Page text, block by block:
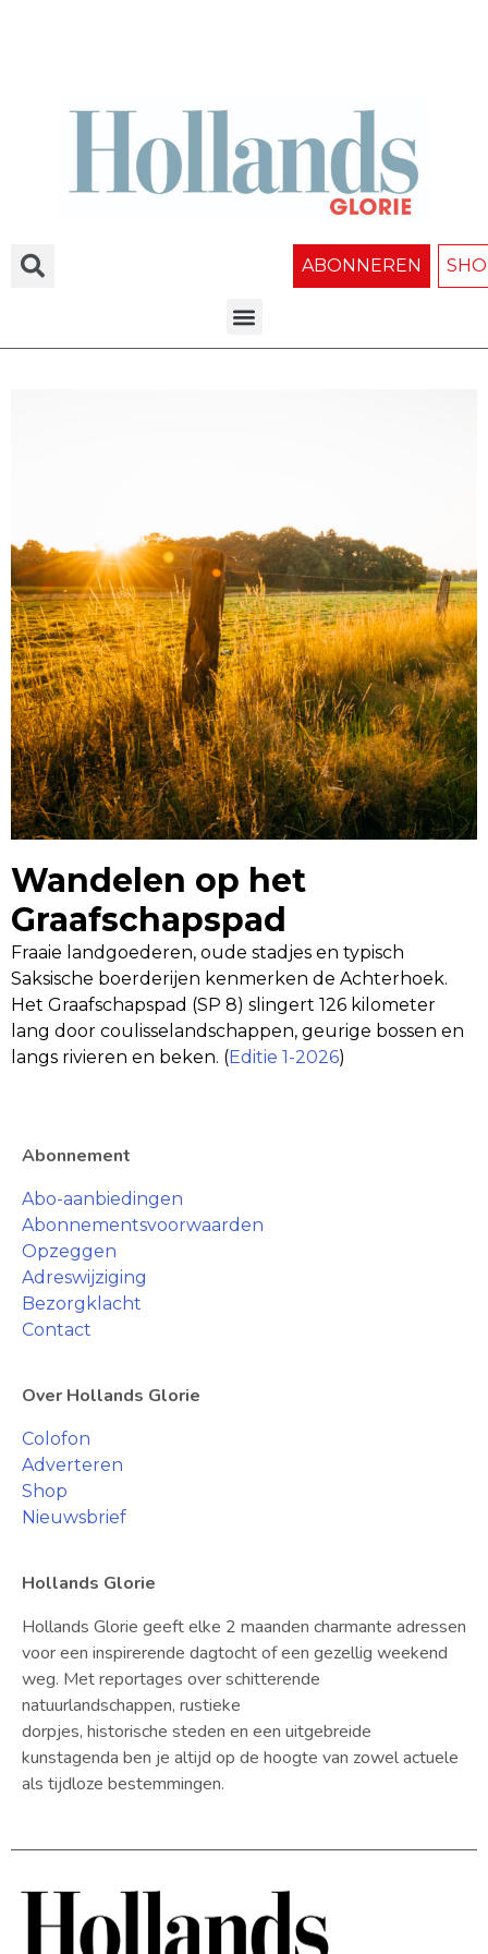
ABONNEREN
Wandelen op het
Graafschapspad
Fraaie landgoederen, oude stadjes en typisch
Saksische boerderijen kenmerken de Achterhoek.
Het Graafschapspad (SP 8) slingert 126 kilometer
lang door coulisselandschappen, geurige bossen en
langs rivieren en beken. (Editie 1-2026)
Abonnement
Abo-aanbiedingen
Abonnementsvoorwaarden
Opzeggen
Adreswijziging
Bezorgklacht
Contact
Over Hollands Glorie
Colofon
Adverteren
Shop
Nieuwsbrief
Hollands Glorie
Hollands Glorie geeft elke 2 maanden charmante adressen
voor een inspirerende dagtocht of een gezellig weekend
weg. Met reportages over schitterende
natuurlandschappen, rustieke
dorpjes, historische steden en een uitgebreide
kunstagenda ben je altijd op de hoogte van zowel actuele
als tijdloze bestemmingen.